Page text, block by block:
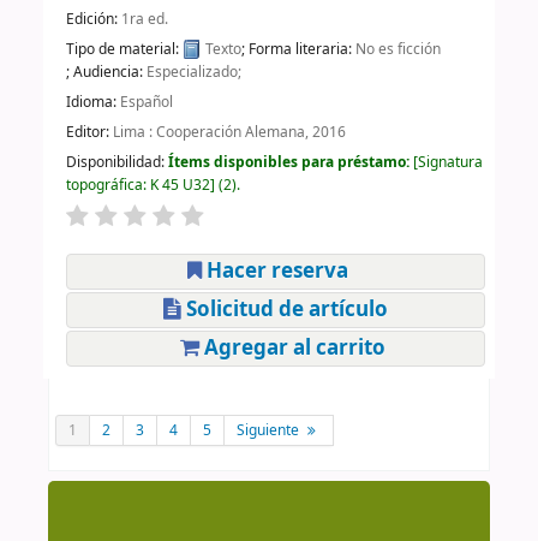
Edición: 1ra ed.
Tipo de material:
Texto; Forma literaria: No es ficción
; Audiencia: Especializado;
Idioma: Español
Editor: Lima : Cooperación Alemana, 2016
Disponibilidad:Ítems disponibles para préstamo: Signatura
topográfica: K 45 U32 (2).
Hacer reserva
Solicitud de artículo
Agregar al carrito
1 2 3 4 5 Siguiente